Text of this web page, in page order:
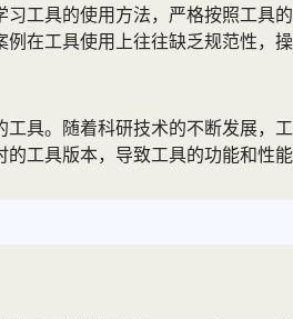
工具的使用方法，严格按照工
在工具使用上往往缺乏规范性，
具。随着科研技术的不断发展
工具版本，导致工具的功能和性